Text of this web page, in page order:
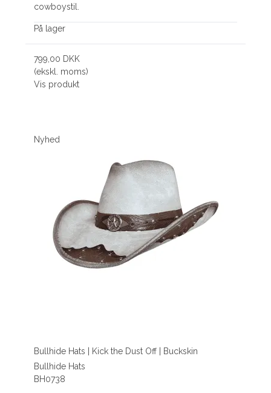
cowboystil.
På lager
799,00 DKK
(ekskl. moms)
Vis produkt
Nyhed
Bullhide Hats | Kick the Dust Off | Buckskin
Bullhide Hats
BH0738